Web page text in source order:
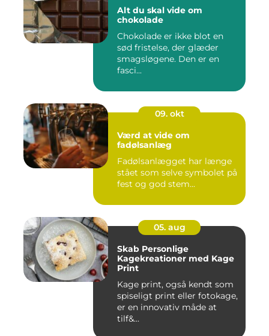
Alt du skal vide om
chokolade
Chokolade er ikke blot en
sød fristelse, der glæder
smagsløgene. Den er en
fasci...
09. okt
Værd at vide om
fadølsanlæg
Fadølsanlægget har længe
stået som selve symbolet på
fest og god stem...
05. aug
Skab Personlige
Kagekreationer med Kage
Print
Kage print, også kendt som
spiseligt print eller fotokage,
er en innovativ måde at
tilf&...